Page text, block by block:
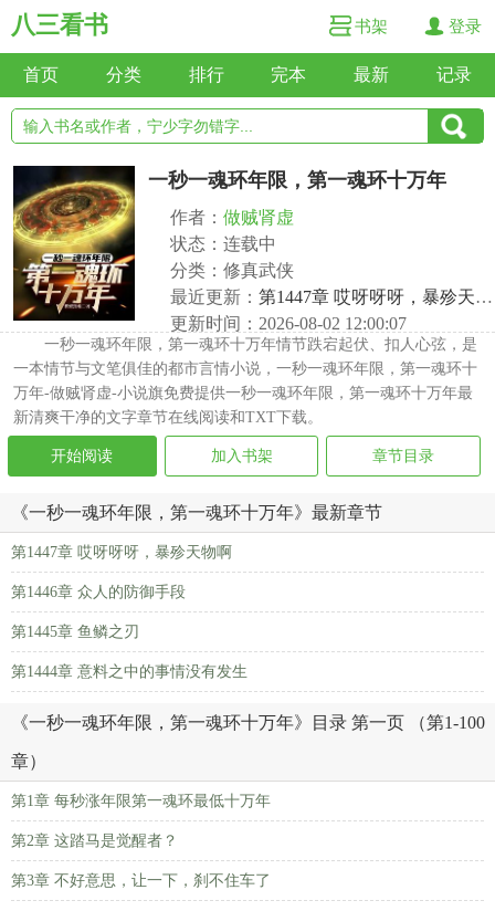
八三看书 书架 登录
首页 分类 排行 完本 最新 记录
一秒一魂环年限，第一魂环十万年
作者： 做贼肾虚
状态：连载中
分类：修真武侠
最近更新： 第1447章 哎呀呀呀，暴殄天物啊
更新时间：2026-08-02 12:00:07
一秒一魂环年限，第一魂环十万年情节跌宕起伏、扣人心弦，是
一本情节与文笔俱佳的都市言情小说，一秒一魂环年限，第一魂环十
万年-做贼肾虚-小说旗免费提供一秒一魂环年限，第一魂环十万年最
新清爽干净的文字章节在线阅读和TXT下载。
开始阅读 加入书架 章节目录
《一秒一魂环年限，第一魂环十万年》最新章节
第1447章 哎呀呀呀，暴殄天物啊
第1446章 众人的防御手段
第1445章 鱼鳞之刃
第1444章 意料之中的事情没有发生
《一秒一魂环年限，第一魂环十万年》目录 第一页 （第1-100
章）
第1章 每秒涨年限第一魂环最低十万年
第2章 这踏马是觉醒者？
第3章 不好意思，让一下，刹不住车了